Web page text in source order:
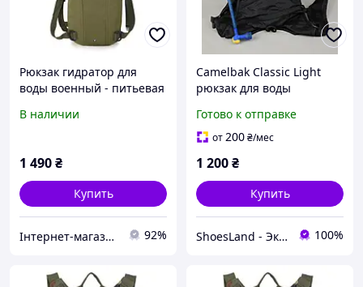
Рюкзак гидратор для
воды военный - питьевая
(Army Green)
В наличии
1 490₴
Купить
Інтернет-магазин "Klever" 92%
Camelbak Classic Light
рюкзак для воды
туристический
велосипедный питная
Готово к отправке
от200₴/мес
1 200₴
Купить
ShoesLand - Экономия и качество в каждом шаге 100%